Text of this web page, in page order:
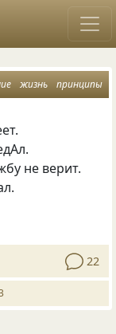
жизнь принципы
не верит.
22